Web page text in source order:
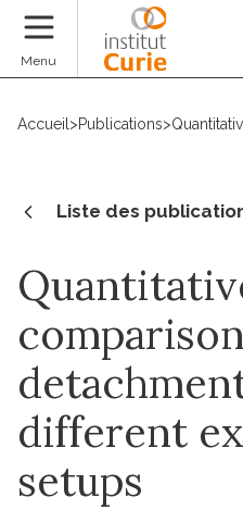
Menu
Accueil >Publications>
Liste des
different
setups